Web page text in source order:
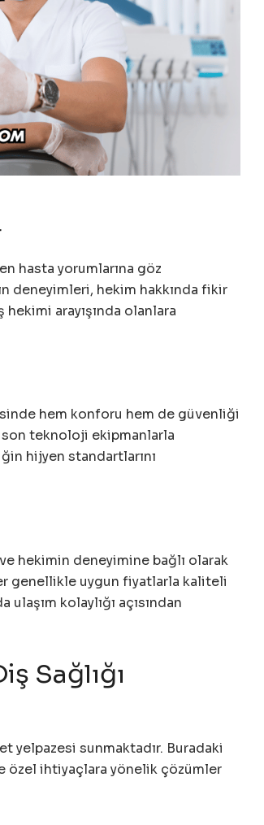
hasta yorumlarına göz
deneyimleri, hekim hakkında fikir
arayışında olanlara
hem konforu hem de güvenliği
son teknoloji ekipmanlarla
hijyen standartlarını
hekimin deneyimine bağlı olarak
genellikle uygun fiyatlarla kaliteli
kolaylığı açısından
Sağlığı
yelpazesi sunmaktadır. Buradaki
özel ihtiyaçlara yönelik çözümler